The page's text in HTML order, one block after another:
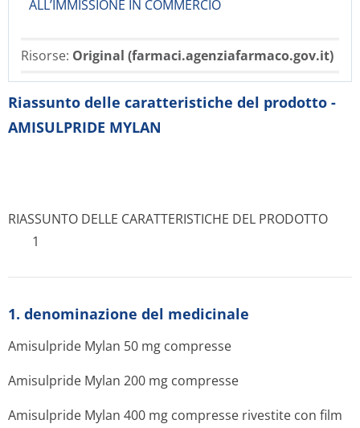
ALL’IMMISSIONE IN COMMERCIO
Risorse: Original (farmaci.agenziafarmaco.gov.it)
Riassunto delle caratteristiche del prodotto -
AMISULPRIDE MYLAN
RIASSUNTO DELLE CARATTERISTICHE DEL PRODOTTO
1
1. denominazione del medicinale
Amisulpride Mylan 50 mg compresse
Amisulpride Mylan 200 mg compresse
Amisulpride Mylan 400 mg compresse rivestite con film